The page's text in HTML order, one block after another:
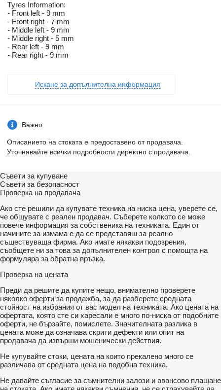
Tyres Information:
- Front left - 9 mm
- Front right - 7 mm
- Middle left - 9 mm
- Middle right - 5 mm
- Rear left - 9 mm
- Rear right - 9 mm
Искане за допълнителна информация
Важно
Описанието на стоката е предоставено от продавача.
Уточнявайте всички подробности директно с продавача.
Съвети за купуване
Съвети за безопасност
Проверка на продавача
Ако сте решили да купувате техника на ниска цена, уверете се,
че общувате с реален продавач. Съберете колкото се може
повече информация за собственика на техниката. Един от
начините за измама е да се представяш за реално
съществуваща фирма. Ако имате някакви подозрения,
съобщете ни за това за допълнителен контрол с помощта на
формуляра за обратна връзка.
Проверка на цената
Преди да решите да купите нещо, внимателно проверете
няколко оферти за продажба, за да разберете средната
стойност на избрания от вас модел на техниката. Ако цената на
офертата, която сте си харесали е много по-ниска от подобните
оферти, не бързайте, помислете. Значителната разлика в
цената може да означава скрити дефекти или опит на
продавача да извърши мошенически действия.
Не купувайте стоки, цената на които прекалено много се
различава от средната цена на подобна техника.
Не давайте съгласие за съмнителни залози и авансово плащане